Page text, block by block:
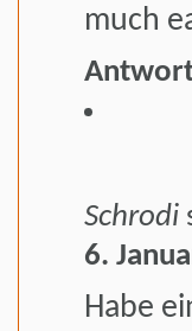
much
Schrodi
6.
Habe